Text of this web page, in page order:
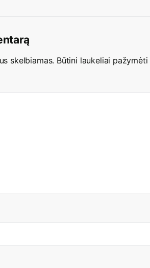
skelbiamas. Būtini laukeliai pažymėti